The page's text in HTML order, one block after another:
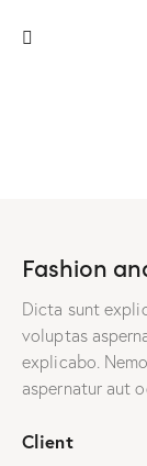
Fashion
Dicta sunt
voluptas
explicabo.
aspernatur aut
Client